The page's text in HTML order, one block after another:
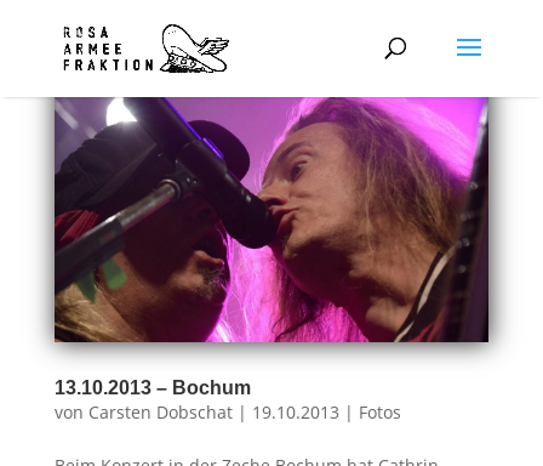
13.10.2013 – Bochum
von Carsten Dobschat| 19.10.2013 | Fotos